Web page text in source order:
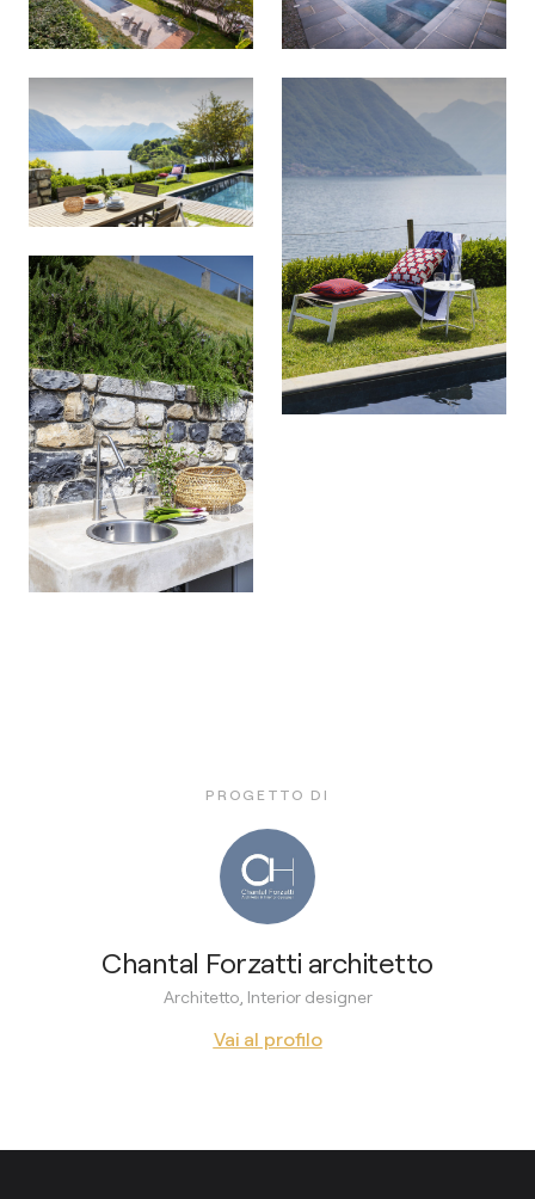
PROGETTO DI
Chantal Forzatti architetto
Architetto, Interior designer
Vai al profilo